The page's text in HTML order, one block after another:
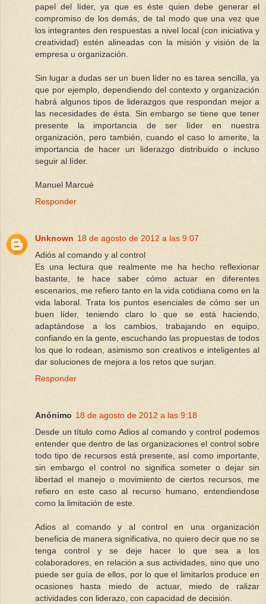
papel del líder, ya que es éste quien debe generar el
compromiso de los demás, de tal modo que una vez que
los integrantes den respuestas a nivel local (con iniciativa y
creatividad) estén alineadas con la misión y visión de la
empresa u organización.
Sin lugar a dudas ser un buen líder no es tarea sencilla, ya
que por ejemplo, dependiendo del contexto y organización
habrá algunos tipos de liderazgos que respondan mejor a
las necesidades de ésta. Sin embargo se tiene que tener
presente la importancia de ser líder en nuestra
organización, pero también, cuando el caso lo amerite, la
importancia de hacer un liderazgo distribuido o incluso
seguir al líder.
Manuel Marcué
Responder
Unknown 18 de agosto de 2012 a las 9:07
Adiós al comando y al control
Es una lectura que realmente me ha hecho reflexionar
bastante, te hace saber cómo actuar en diferentes
escenarios, me refiero tanto en la vida cotidiana como en la
vida laboral. Trata los puntos esenciales de cómo ser un
buen líder, teniendo claro lo que se está haciendo,
adaptándose a los cambios, trabajando en equipo,
confiando en la gente, escuchando las propuestas de todos
los que lo rodean, asimismo son creativos e inteligentes al
dar soluciones de mejora a los retos que surjan.
Responder
Anónimo 18 de agosto de 2012 a las 9:18
Desde un título como Adios al comando y control podemos
entender que dentro de las organizaciones el control sobre
todo tipo de recursos está presente, así como importante,
sin embargo el control no significa someter o dejar sin
libertad el manejo o movimiento de ciertos recursos, me
refiero en este caso al recurso humano, entendiendose
como la limitación de este.
Adios al comando y al control en una organización
beneficia de manera significativa, no quiero decir que no se
tenga control y se deje hacer lo que sea a los
colaboradores, en relación a sus actividades, sino que uno
puede ser guía de ellos, por lo que el limitarlos produce en
ocasiones hasta miedo de actuar, miedo de ralizar
actividades con liderazo, con capacidad de decisión.